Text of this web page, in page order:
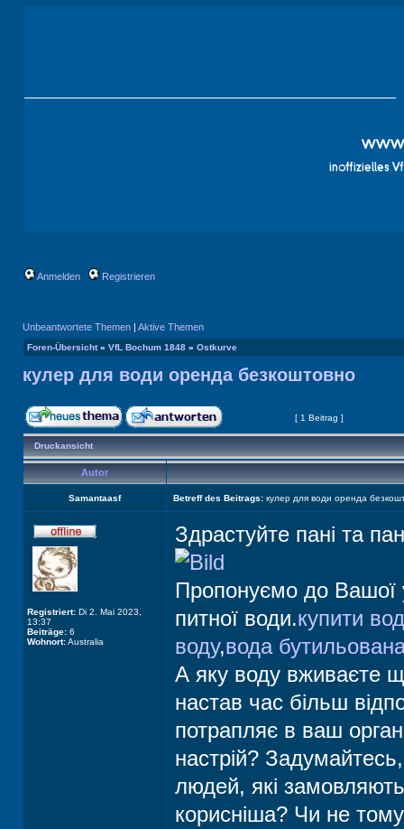
Anmelden Registrieren
Unbeantwortete Themen | Aktive Themen
Foren-Übersicht» VfL Bochum 1848 » Ostkurve
кулер для води оренда безкоштовно
[ 1 Beitrag ]
Druckansicht
Autor
Samantaasf Betreff des Beitrags: кулер для води оренда
Registriert: Di 2. Mai 2023,
13:37
Beiträge: 6
Wohnort:Australia
Здрастуйте пані та
Пропонуємо до Вашої
питної води.купити
воду,вода
А яку воду вживаєте
настав час більш
потрапляє в ваш
настрій?
людей, які
корисніша? Чи не